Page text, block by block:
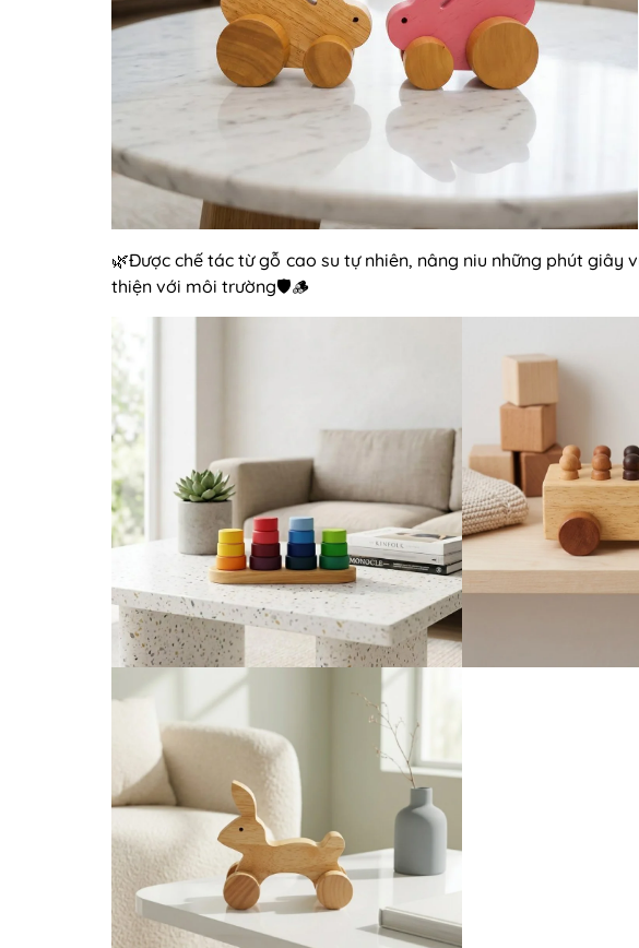
🌿Được chế tác từ gỗ cao su tự nhiên, nâng niu những phút giây
thiện với môi trường🛡️🪵